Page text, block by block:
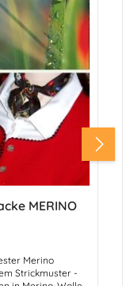
MERINO
Merino
Strickmuster -